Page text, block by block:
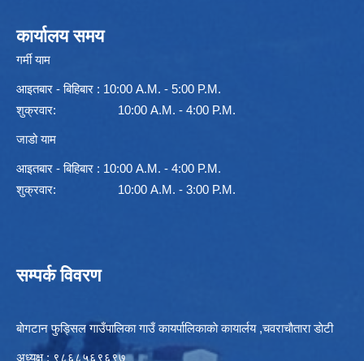
कार्यालय समय
गर्मी याम
आइतबार - बिहिबार : 10:00 A.M. - 5:00 P.M.
शुक्रवार: 10:00 A.M. - 4:00 P.M.
जाडो याम
आइतबार - बिहिबार : 10:00 A.M. - 4:00 P.M.
शुक्रवार: 10:00 A.M. - 3:00 P.M.
सम्पर्क विवरण
बाेगटान फुड्सिल गाउँपालिका गाउँ कायर्पालिकाकाे कायार्लय ,चवराचाैतारा डाेटी
अध्यक्ष : ९८६८५६९६९७